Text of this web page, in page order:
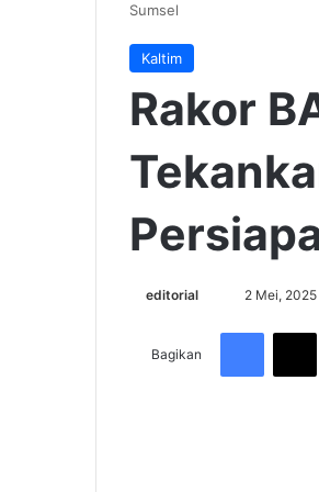
Sumsel
Kaltim
Rakor
editorial 2 Mei, 2025
Bagikan
X